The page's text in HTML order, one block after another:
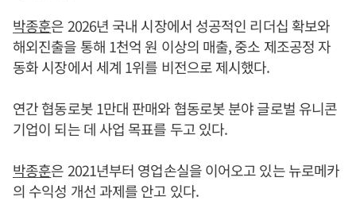
박종훈은 2026년 국내 시장에서 성공적인 리더십 확보와
해외진출을 통해 1천억 원 이상의 매출, 중소 제조공정 자
동화 시장에서 세계 1위를 비전으로 제시했다.
연간 협동로봇 1만대 판매와 협동로봇 분야 글로벌 유니콘
기업이 되는 데 사업 목표를 두고 있다.
박종훈은 2021년부터 영업손실을 이어오고 있는 뉴로메카
의 수익성 개선 과제를 안고 있다.